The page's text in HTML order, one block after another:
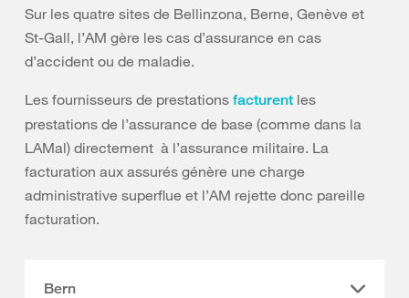
Sur les quatre sites de Bellinzona, Berne, Genève et
St-Gall, l’AM gère les cas d’assurance en cas
d’accident ou de maladie.
Les fournisseurs de prestations facturent les
prestations de l’assurance de base (comme dans la
LAMal) directement à l’assurance militaire. La
facturation aux assurés génère une charge
administrative superflue et l’AM rejette donc pareille
facturation.
Bern